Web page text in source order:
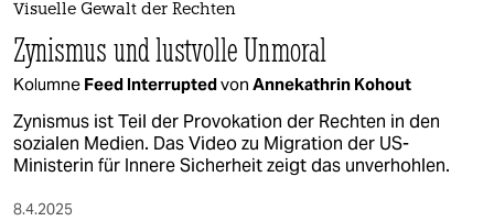
Visuelle Gewalt der Rechten
Zynismus und lustvolle Unmoral
Kolumne Feed Interruptedvon Annekathrin Kohout
Zynismus ist Teil der Provokation der Rechten in den
sozialen Medien. Das Video zu Migration der US-
Ministerin für Innere Sicherheit zeigt das unverhohlen.
8.4.2025